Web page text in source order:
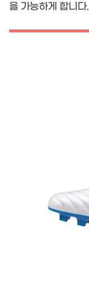
을 가능하게 합니다.